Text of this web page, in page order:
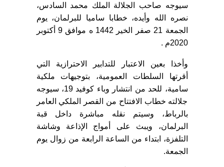
سيوجه صاحب الجلالة الملك محمد السادس،
نصره الله وأيده، خطابا ساميا للبرلمان، يوم
الجمعة 21 صفر الخير 1442 ه موافق 9 أكتوبر
2020م .
وأخذا بعين الاعتبار للتدابير الاحترازية التي
أقرتها السلطات العمومية، بتوجيهات ملكية
سامية، للحد من انتشار وباء كوفيد 19، سيوجه
جلالته خطاب الافتتاح من القصر الملكي العامر
بالرباط، وسيتم نقله مباشرة داخل قبة
البرلمان، ويبث على أمواج الإذاعة وشاشة
التلفزة، ابتداء من الساعة الرابعة من زوال يوم
الجمعة.